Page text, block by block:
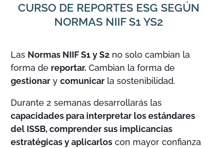
CURSO DE REPORTES ESG SEGÚN
NORMAS NIIF S1 YS2
Las Normas NIIF S1 y S2 no solo cambian la
forma de reportar. Cambian la forma de
gestionar ycomunicar la sostenibilidad.
Durante 2 semanas desarrollarás las
capacidades para interpretar los estándares
del ISSB, comprender sus implicancias
estratégicas y aplicarlos con mayor confianza